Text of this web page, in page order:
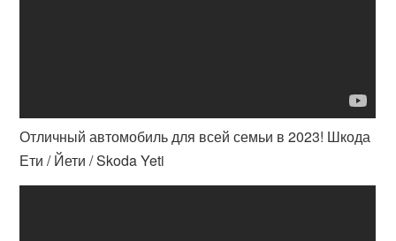
Отличный автомобиль для всей семьи в 2023! Шкода
Ети / Йети / Skoda Yeti